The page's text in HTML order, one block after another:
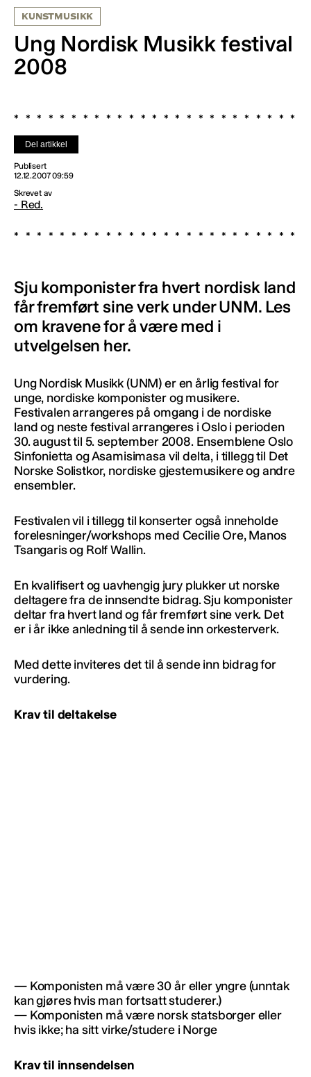
KUNSTMUSIKK
Ung Nordisk Musikk festival
2008
Del artikkel
Publisert
12.12.2007 09:59
Skrevet av
- Red.
Sju komponister fra hvert nordisk land
får fremført sine verk under UNM. Les
om kravene for å være med i
utvelgelsen her.
Ung Nordisk Musikk (UNM) er en årlig festival for
unge, nordiske komponister og musikere.
Festivalen arrangeres på omgang i de nordiske
land og neste festival arrangeres i Oslo i perioden
30. august til 5. september 2008. Ensemblene Oslo
Sinfonietta og Asamisimasa vil delta, i tillegg til Det
Norske Solistkor, nordiske gjestemusikere og andre
ensembler.
Festivalen vil i tillegg til konserter også inneholde
forelesninger/workshops med Cecilie Ore, Manos
Tsangaris og Rolf Wallin.
En kvalifisert og uavhengig jury plukker ut norske
deltagere fra de innsendte bidrag. Sju komponister
deltar fra hvert land og får fremført sine verk. Det
er i år ikke anledning til å sende inn orkesterverk.
Med dette inviteres det til å sende inn bidrag for
vurdering.
Krav til deltakelse
— Komponisten må være 30 år eller yngre (unntak
kan gjøres hvis man fortsatt studerer.)
— Komponisten må være norsk statsborger eller
hvis ikke; ha sitt virke/studere i Norge
Krav til innsendelsen